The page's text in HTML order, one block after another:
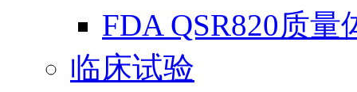
FDA QSR820质量
临床试验